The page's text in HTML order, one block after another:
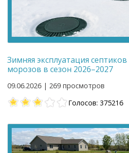
Зимняя эксплуатация
морозов в сезон 2026–2027
09.06.2026 | 269 просмотров
Голосов: 375216